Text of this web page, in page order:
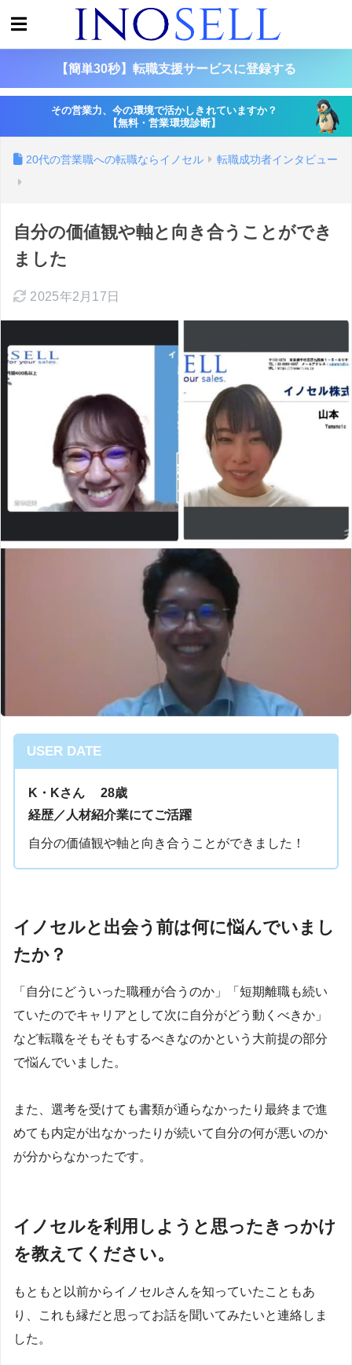
【簡単30秒】転職支援サービスに登録する
その営業力、今の環境で活かしきれていますか？
【無料・営業環境診断】
20代の営業職への転職ならイノセル 転職成功者インタビュー
自分の価値観や軸と向き合うことができ
ました
2025年2月17日
USER DATE
K・Kさん 28歳
経歴／ 人材紹介業にてご活躍
自分の価値観や軸と向き合うことができました！
イノセルと出会う前は何に悩んでいまし
たか？
「自分にどういった職種が合うのか」「短期離職も続い
ていたのでキャリアとして次に自分がどう動くべきか」
など転職をそもそもするべきなのかという大前提の部分
で悩んでいました。
また、選考を受けても書類が通らなかったり最終まで進
めても内定が出なかったりが続いて自分の何が悪いのか
が分からなかったです。
イノセルを利用しようと思ったきっかけ
を教えてください。
もともと以前からイノセルさんを知っていたこともあ
り、これも縁だと思ってお話を聞いてみたいと連絡しま
した。